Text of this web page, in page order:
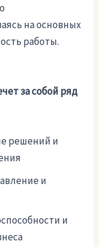
на основных
работы.
за собой ряд
решений и
и
и